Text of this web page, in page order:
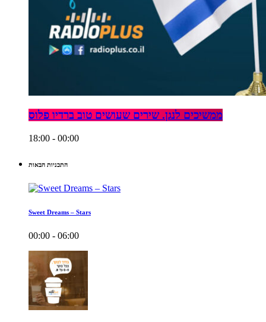
ממשיכים לנגן. שירים שעושים טוב ברדיו פלוס
18:00 - 00:00
התכניות הבאות
Sweet Dreams – Stars
00:00 - 06:00